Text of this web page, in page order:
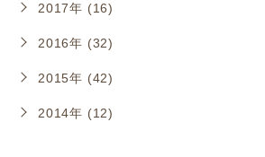
2017年 (16)
2016年 (32)
2015年 (42)
2014年 (12)